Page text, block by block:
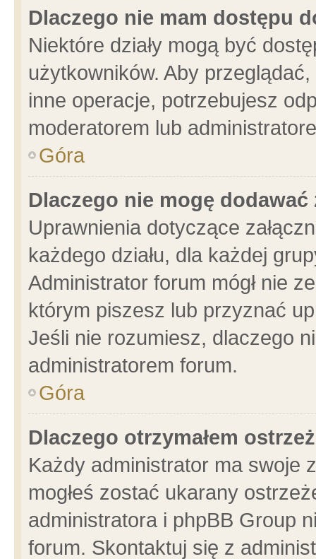
Dlaczego nie mam dostępu
Niektóre działy mogą być
użytkowników. Aby
inne operacje, potrzebujesz
moderatorem lub
Góra
Dlaczego nie mogę dodawać
Uprawnienia dotyczące
każdego działu, dla każdej
Administrator forum mógł nie
którym piszesz lub przyznać
Jeśli nie rozumiesz, dlaczego
administratorem forum.
Góra
Dlaczego otrzymałem
Każdy administrator ma swoje
mogłeś zostać ukarany
administratora i phpBB Group
forum. Skontaktuj się z